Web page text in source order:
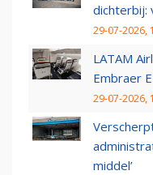
dichterbij:
29-07-2026,
LATAM
Embraer
29-07-2026,
middel’